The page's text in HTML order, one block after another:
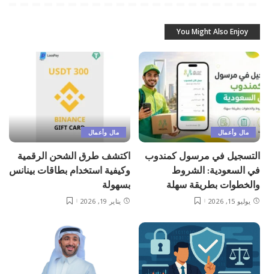
You Might Also Enjoy
مال وأعمال
التسجيل في مرسول كمندوب
في السعودية: الشروط
والخطوات بطريقة سهلة
يوليو 15, 2026
مال وأعمال
اكتشف طرق الشحن الرقمية
وكيفية استخدام بطاقات بينانس
بسهولة
يناير 19, 2026